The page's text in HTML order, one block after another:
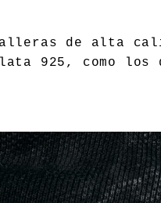
de alta
925, como